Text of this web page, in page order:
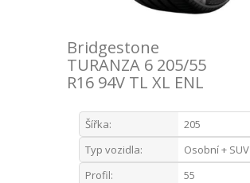
Bridgestone
TURANZA 6 205/55
R16 94V TL XL ENL
Šířka:
205
Typ vozidla:
Osobní + SUV
Profil:
55